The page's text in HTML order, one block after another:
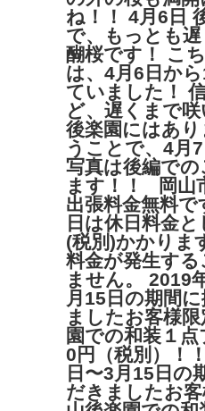
ね！！ 4月6日
で、もっとも
醐桜です！ こ
は、4月6日か
ていました！
ど、遅くまで
後楽園にはあ
うことで、4月
写真は後編での
ます！！ 岡山
出張料金無料
日は休日料金
(税別)かかりま
料金が発生す
ません。 2019
月15日の期間
ましたお客様
園での和装１
0円（税別）！
日〜3月15日の
だきましたお